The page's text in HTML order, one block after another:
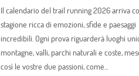
Il calendario del trail running 2026 arriva
stagione ricca di emozioni, sfide e paesaggi
incredibili. Ogni prova riguarderà luoghi
montagne, valli, parchi naturali e coste,
così le vostre due passioni, come...